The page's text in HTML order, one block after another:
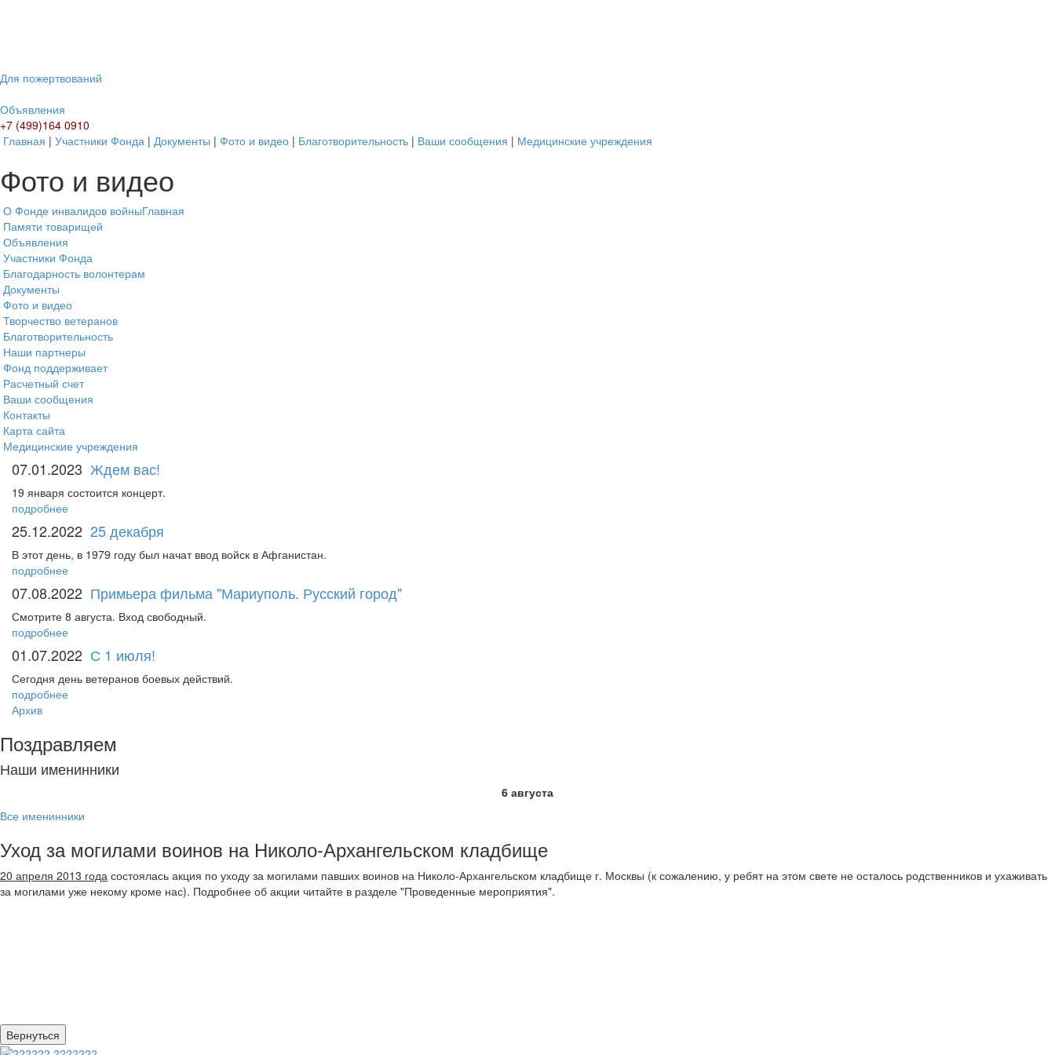
Для пожертвований
Объявления
+7 (499)164 0910
Главная | Участники Фонда | Документы | Фото и видео | Благотворительность | Ваши сообщения | Медицинские учреждения
Фото и видео
Главная
О Фонде инвалидов войны
Памяти товарищей
Объявления
Участники Фонда
Благодарность волонтерам
Документы
Фото и видео
Творчество ветеранов
Благотворительность
Наши партнеры
Фонд поддерживает
Расчетный счет
Ваши сообщения
Контакты
Карта сайта
Медицинские учреждения
07.01.2023 Ждем вас!
19 января состоится концерт.
подробнее
25.12.2022 25 декабря
В этот день, в 1979 году был начат ввод войск в Афганистан.
подробнее
07.08.2022 Примьера фильма "Мариуполь. Русский город"
Смотрите 8 августа. Вход свободный.
подробнее
01.07.2022 С 1 июля!
Сегодня день ветеранов боевых действий.
подробнее
Архив
Поздравляем
Наши именинники
6 августа
Все именинники
Уход за могилами воинов на Николо-Архангельском кладбище
20 апреля 2013 года состоялась акция по уходу за могилами павших воинов на Николо-Архангельском кладбище г. Москвы (к сожалению, у ребят на этом свете не осталось родственников и ухаживать
за могилами уже некому кроме нас). Подробнее об акции читайте в разделе "Проведенные мероприятия".